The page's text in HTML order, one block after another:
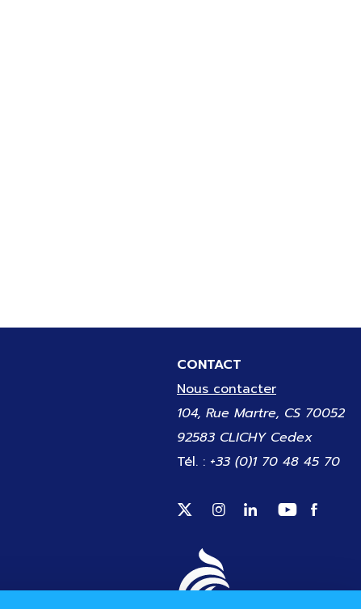
CONTACT
Nous contacter
104, Rue Martre, CS 70052
92583 CLICHY Cedex
Tél. : +33 (0)1 70 48 45 70
Suivez-nous sur Twitter
Suivez-nous sur
Suivez-nous
Suivez-